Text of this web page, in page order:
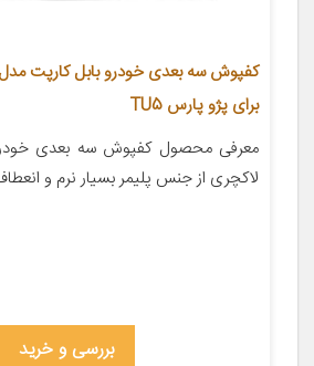
کفپوش سه بعدی خودرو بابل کارپت
برای پژو پارس TU5
معرفی محصول کفپوش سه بعدی
لاکچری از جنس پلیمر بسیار نرم و
بررسی و خرید